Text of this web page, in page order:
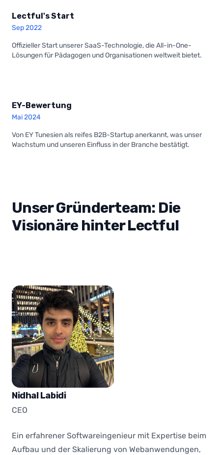
Lectful's Start
Sep 2022
Offizieller Start unserer SaaS-Technologie, die All-in-One-
Lösungen für Pädagogen und Organisationen weltweit bietet.
EY-Bewertung
Mai 2024
Von EY Tunesien als reifes B2B-Startup anerkannt, was unser
Wachstum und unseren Einfluss in der Branche bestätigt.
Unser Gründerteam: Die
Visionäre hinter Lectful
Nidhal Labidi
CEO
Ein erfahrener Softwareingenieur mit Expertise beim
Aufbau und der Skalierung von Webanwendungen,